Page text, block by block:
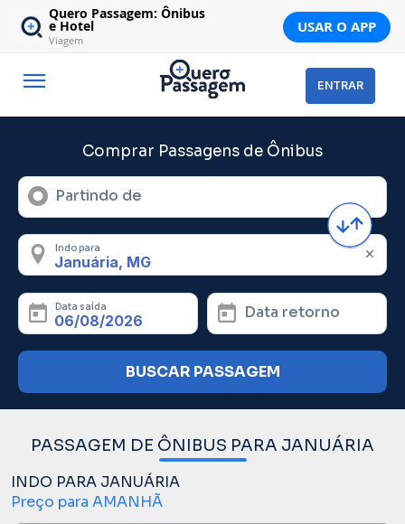
Quero Passagem: Ônibus
e Hotel
Viagem
USAR O APP
ENTRAR
Comprar Passagens de Ônibus
Partindo de
Indo para
Data saída Data retorno
BUSCAR PASSAGEM
PASSAGEM DE ÔNIBUS PARA JANUÁRIA
INDO PARA JANUÁRIA
Preço para AMANHÃ